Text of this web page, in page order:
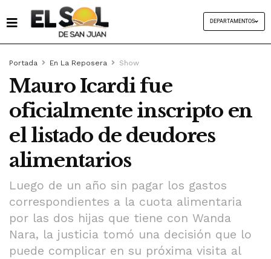
DEPARTAMENTOS
Portada En La Reposera Show
Mauro Icardi fue
oficialmente inscripto en
el listado de deudores
alimentarios
Luego de un año sin pagar los gastos
correspondientes a la cuota alimentaria
por las dos hijas que tiene con Wanda
Nara, la justicia tomó una decisión que lo
puede complicar en su próxima visita al